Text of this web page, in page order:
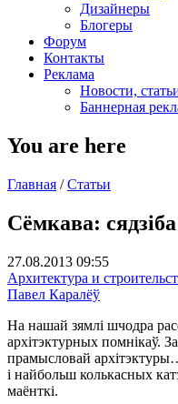
Дизайнеры
Блогеры
Форум
Контакты
Реклама
Новости,
Баннерная
You are here
Главная / Статьи
Сёмкава:
27.08.2013 09:55
Архитектура и
Павел Каралёў
На нашай зямлі шчодра
архітэктурных помнікаў.
прамысловай
і найбольш колькасных
маёнткі.